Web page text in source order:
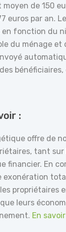
moyen de 150
euros par an.
fonction du
du ménage et
:
offre de
tant sur
financier. En
exonération
propriétaires
leurs
En